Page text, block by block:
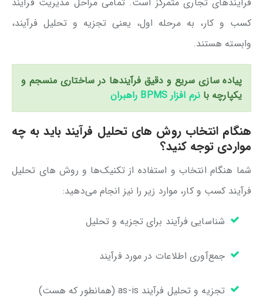
کسب و کار، به مرحله اول، یعنی تجزیه و تحلیل فرآیند،
وابسته هستند.
پیاده سازی سریع و دقیق فرآیندها در ساختاری منسجم و
یکپارچه بانرم افزار BPMS راهبران
هنگام انتخاب روش های تحلیل فرآیند باید به چه
مواردی توجه کنید؟
شما هنگام انتخاب و استفاده از تکنیک‌ها و روش های تحلیل
فرآیند کسب و کار، موارد زیر را نیز انجام می‌دهید:
شناسایی فرآیند برای تجزیه و تحلیل
جمع‌آوری اطلاعات در مورد فرآیند
تجزیه و تحلیل فرآیند as-is (همانطور که هست)